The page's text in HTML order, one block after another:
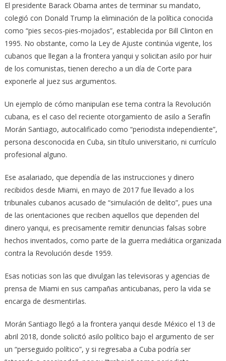
El presidente Barack Obama antes de terminar su mandato,
colegió con Donald Trump la eliminación de la política conocida
como “pies secos-pies-mojados”, establecida por Bill Clinton en
1995. No obstante, como la Ley de Ajuste continúa vigente, los
cubanos que llegan a la frontera yanqui y solicitan asilo por huir
de los comunistas, tienen derecho a un día de Corte para
exponerle al juez sus argumentos.
Un ejemplo de cómo manipulan ese tema contra la Revolución
cubana, es el caso del reciente otorgamiento de asilo a Serafín
Morán Santiago, autocalificado como “periodista independiente”,
persona desconocida en Cuba, sin título universitario, ni currículo
profesional alguno.
Ese asalariado, que dependía de las instrucciones y dinero
recibidos desde Miami, en mayo de 2017 fue llevado a los
tribunales cubanos acusado de “simulación de delito”, pues una
de las orientaciones que reciben aquellos que dependen del
dinero yanqui, es precisamente remitir denuncias falsas sobre
hechos inventados, como parte de la guerra mediática organizada
contra la Revolución desde 1959.
Esas noticias son las que divulgan las televisoras y agencias de
prensa de Miami en sus campañas anticubanas, pero la vida se
encarga de desmentirlas.
Morán Santiago llegó a la frontera yanqui desde México el 13 de
abril 2018, donde solicitó asilo político bajo el argumento de ser
un “perseguido político”, y si regresaba a Cuba podría ser